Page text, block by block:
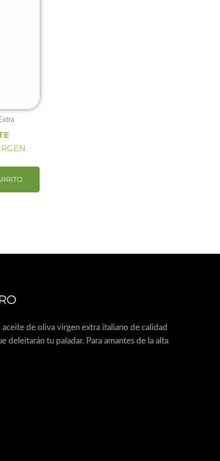
de oliva virgen extra italiano de calidad
deleitarán tu paladar. Para amantes de la alta